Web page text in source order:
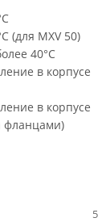
(для MXV 50)
40°C
в корпусе
в корпусе
фланцами)
5